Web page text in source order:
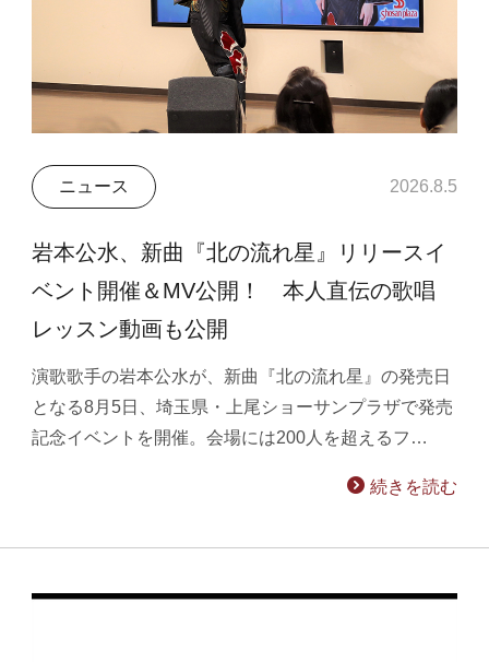
ニュース 2026.8.5
岩本公水、新曲『北の流れ星』リリースイ
ベント開催＆MV公開！ 本人直伝の歌唱
レッスン動画も公開
演歌歌手の岩本公水が、新曲『北の流れ星』の発売日
となる8月5日、埼玉県・上尾ショーサンプラザで発売
記念イベントを開催。会場には200人を超えるフ…
続きを読む